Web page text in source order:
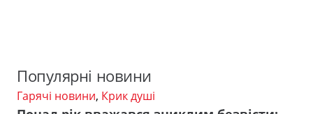
Популярні новини
Гарячі новини, Крик душі